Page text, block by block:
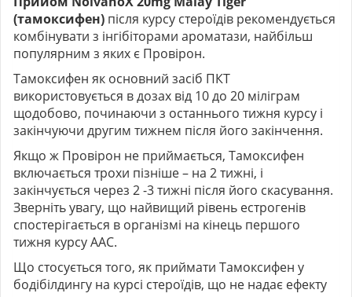
(тамоксифен) після курсу стероїдів рекомендується
комбінувати з інгібіторами ароматази, найбільш
популярним з яких є Провірон.
Тамоксифен як основний засіб ПКТ
використовується в дозах від 10 до 20 міліграм
щодобово, починаючи з останнього тижня курсу і
закінчуючи другим тижнем після його закінчення.
Якщо ж Провірон не приймається, Тамоксифен
включається трохи пізніше – на 2 тижні, і
закінчується через 2 -3 тижні після його скасування.
Зверніть увагу, що найвищий рівень естрогенів
спостерігається в організмі на кінець першого
тижня курсу ААС.
Що стосується того, як приймати Тамоксифен у
бодібілдингу на курсі стероїдів, що не надає ефекту